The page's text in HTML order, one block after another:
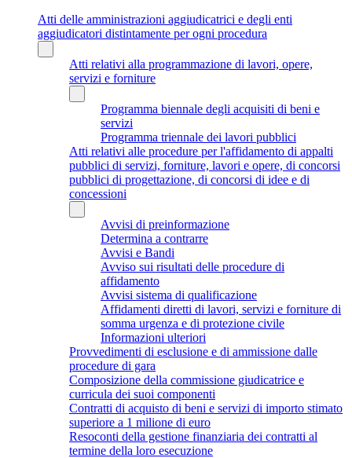
Atti delle amministrazioni aggiudicatrici e degli enti
aggiudicatori distintamente per ogni procedura
Atti relativi alla programmazione di lavori, opere,
servizi e forniture
Programma biennale degli acquisiti di beni e
servizi
Programma triennale dei lavori pubblici
Atti relativi alle procedure per l'affidamento di appalti
pubblici di servizi, forniture, lavori e opere, di concorsi
pubblici di progettazione, di concorsi di idee e di
concessioni
Avvisi di preinformazione
Determina a contrarre
Avvisi e Bandi
Avviso sui risultati delle procedure di
affidamento
Avvisi sistema di qualificazione
Affidamenti diretti di lavori, servizi e forniture di
somma urgenza e di protezione civile
Informazioni ulteriori
Provvedimenti di esclusione e di ammissione dalle
procedure di gara
Composizione della commissione giudicatrice e
curricula dei suoi componenti
Contratti di acquisto di beni e servizi di importo stimato
superiore a 1 milione di euro
Resoconti della gestione finanziaria dei contratti al
termine della loro esecuzione